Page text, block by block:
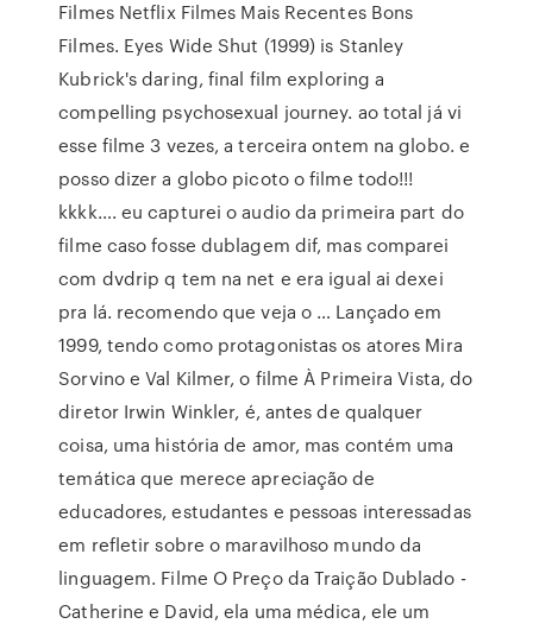
Filmes Netflix Filmes Mais Recentes Bons
Filmes. Eyes Wide Shut (1999) is Stanley
Kubrick's daring, final film exploring a
compelling psychosexual journey. ao total já vi
esse filme 3 vezes, a terceira ontem na globo. e
posso dizer a globo picoto o filme todo!!!
kkkk…. eu capturei o audio da primeira part do
filme caso fosse dublagem dif, mas comparei
com dvdrip q tem na net e era igual ai dexei
pra lá. recomendo que veja o … Lançado em
1999, tendo como protagonistas os atores Mira
Sorvino e Val Kilmer, o filme À Primeira Vista, do
diretor Irwin Winkler, é, antes de qualquer
coisa, uma história de amor, mas contém uma
temática que merece apreciação de
educadores, estudantes e pessoas interessadas
em refletir sobre o maravilhoso mundo da
linguagem. Filme O Preço da Traição Dublado -
Catherine e David, ela uma médica, ele um